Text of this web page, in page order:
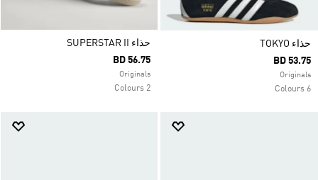
حذاء TOKYO
BD 53.75
Originals
6 Colours
حذاء SUPERSTAR II
BD 56.75
Originals
2 Colours